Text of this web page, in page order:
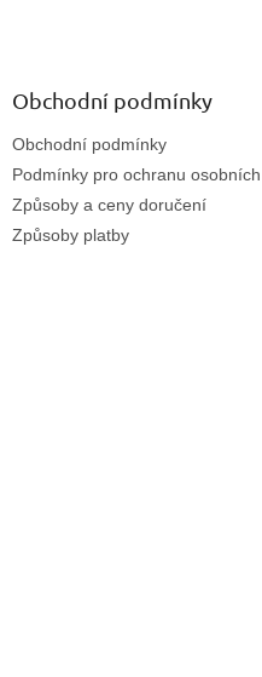
Obchodní podmínky
Obchodní podmínky
Podmínky pro ochranu
Způsoby a ceny doručení
Způsoby platby